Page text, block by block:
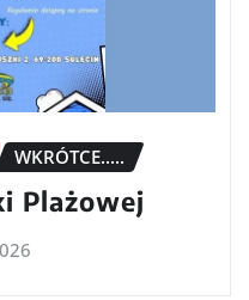
WKRÓTCE.....
Plażowej